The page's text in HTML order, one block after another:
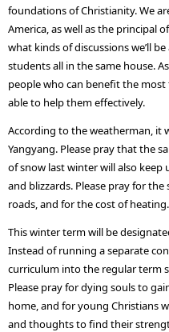
foundations of Christianity. We
America, as well as the principal
what kinds of discussions we’ll
students all in the same house.
people who can benefit the most
able to help them effectively.
According to the weatherman, it
Yangyang. Please pray that the
of snow last winter will also
and blizzards. Please pray for
roads, and for the cost of heating.
This winter term will be
Instead of running a separate
curriculum into the regular term
Please pray for dying souls to
home, and for young Christians
and thoughts to find their